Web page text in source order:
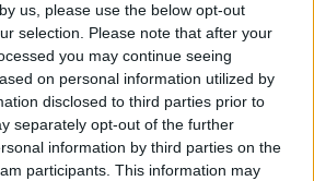
us, please use the below opt-out
selection. Please note that after your
you may continue seeing
on personal information utilized by
disclosed to third parties prior to
separately opt-out of the further
information by third parties on the
participants. This information may
Věk: 56
Země:
Kontakt